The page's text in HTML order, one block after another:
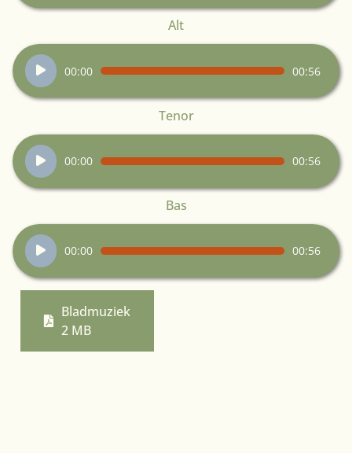
Alt
Audiospeler
00:00 00:56
Tenor
Audiospeler
00:00 00:56
Bas
Audiospeler
00:00 00:56
Bladmuziek
2 MB